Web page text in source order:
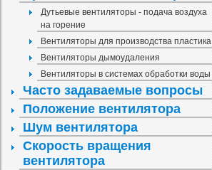
Дутьевые вентиляторы - подача воздуха
на горение
Вентиляторы для производства пластика
Вентиляторы дымоудаления
Вентиляторы в системах обработки воды
Часто задаваемые вопросы
Положение вентилятора
Шум вентилятора
Скорость вращения
вентилятора